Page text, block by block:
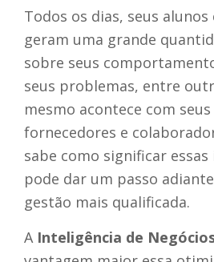
Todos os dias, seus alunos
geram uma grande
sobre seus
seus problemas, entre
mesmo acontece com
fornecedores e
sabe como significar
pode dar um passo
gestão mais qualificada.
A Inteligência de